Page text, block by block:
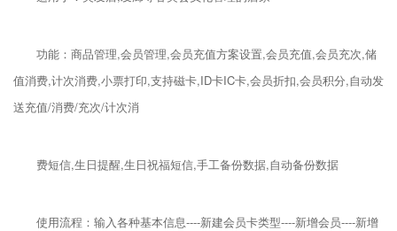
功能：商品管理,会员管理,会员充值方案设置,会员充值,会员充次,储
值消费,计次消费,小票打印,支持磁卡,ID卡IC卡,会员折扣,会员积分,自动发
送充值/消费/充次/计次消
费短信,生日提醒,生日祝福短信,手工备份数据,自动备份数据
使用流程：输入各种基本信息----新建会员卡类型----新增会员----新增